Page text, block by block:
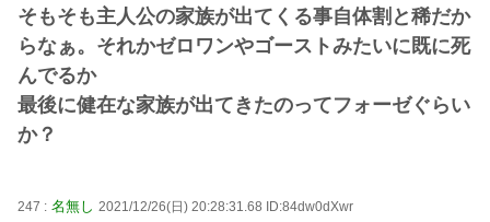
そもそも主人公の家族が出てくる事自体割と稀だか
らなぁ。それかゼロワンやゴーストみたいに既に死
んでるか
最後に健在な家族が出てきたのってフォーゼぐらい
か？
247 : 名無し 2021/12/26(日) 20:28:31.68 ID:84dw0dXwr